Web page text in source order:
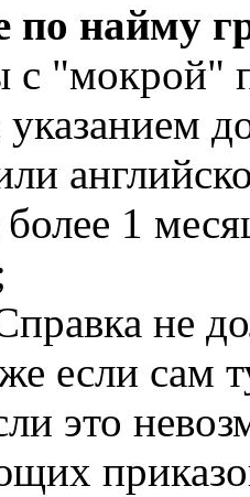
по найму
с "мокрой"
указанием
1
не
если сам
это